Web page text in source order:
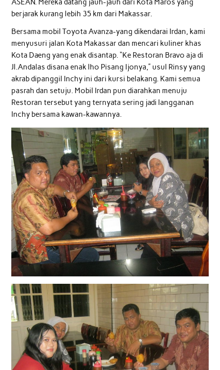
ASEAN. Mereka datang jauh-jauh dari Kota Maros yang
berjarak kurang lebih 35 km dari Makassar.
Bersama mobil Toyota Avanza-yang dikendarai Irdan, kami
menyusuri jalan Kota Makassar dan mencari kuliner khas
Kota Daeng yang enak disantap. “Ke Restoran Bravo aja di
Jl.Andalas disana enak lho Pisang Ijonya,” usul Rinsy yang
akrab dipanggil Inchy ini dari kursi belakang. Kami semua
pasrah dan setuju. Mobil Irdan pun diarahkan menuju
Restoran tersebut yang ternyata sering jadi langganan
Inchy bersama kawan-kawannya.